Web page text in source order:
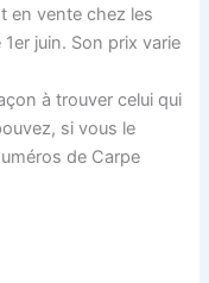
en vente chez les
juin. Son prix varie
à trouver celui qui
si vous le
de Carpe